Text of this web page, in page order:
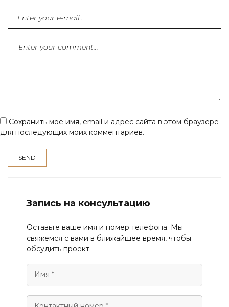
Сохранить моё имя, email и адрес сайта в этом браузере
для последующих моих комментариев.
Запись на консультацию
Оставьте ваше имя и номер телефона. Мы
свяжемся с вами в ближайшее время, чтобы
обсудить проект.